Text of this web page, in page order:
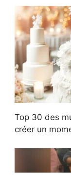
Top 30 des
créer un